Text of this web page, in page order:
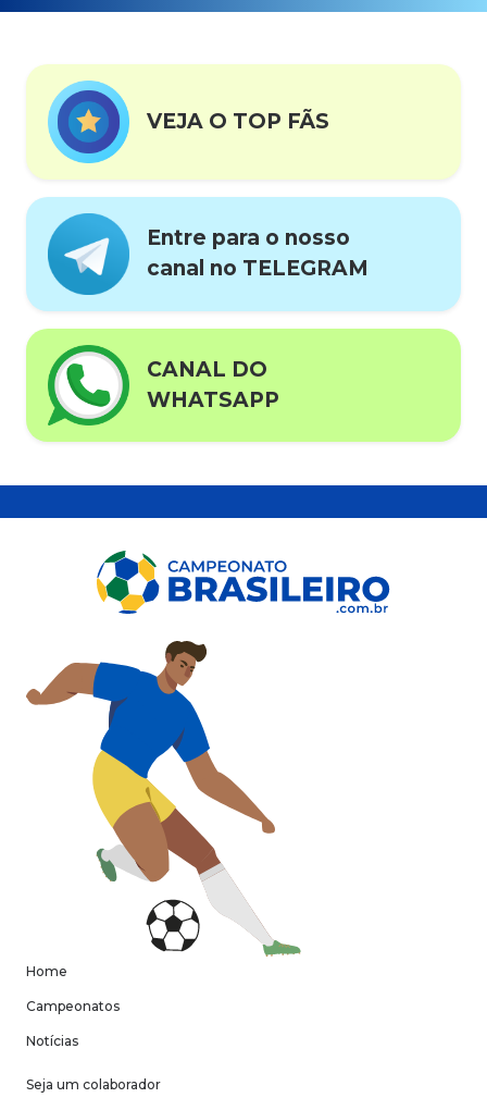
VEJA O TOP FÃS
Entre para o nosso
canal no TELEGRAM
CANAL DO
WHATSAPP
Home
Campeonatos
Notícias
Seja um colaborador